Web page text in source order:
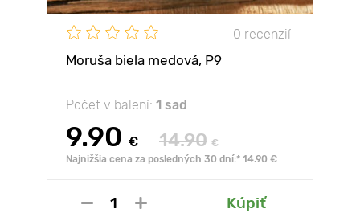
0 recenzií
Moruša biela medová, P9
Počet v balení: 1 sad
9.90 € 14.90 €
Najnižšia cena za posledných 30 dní:* 14.90 €
Kúpiť